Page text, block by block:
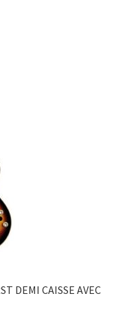
DEMI CAISSE AVEC